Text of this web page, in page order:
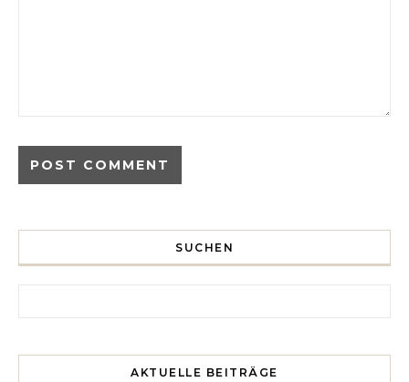
SUCHEN
AKTUELLE BEITRÄGE